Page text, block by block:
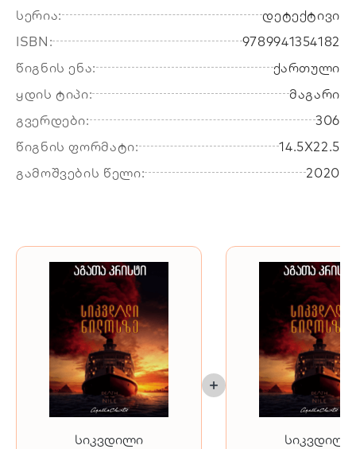
სერია:
დეტექტივი
ISBN:
9789941354182
წიგნის ენა:
ქართული
ყდის ტიპი:
მაგარი
გვერდები:
306
წიგნის ფორმატი:
14.5X22.5
გამოშვების წელი:
2020
სიკვდილი სიკვდილი